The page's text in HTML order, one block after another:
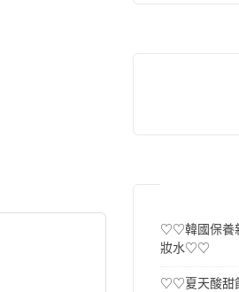
♡♡韓國保養
妝水♡♡
♡♡夏天酸甜